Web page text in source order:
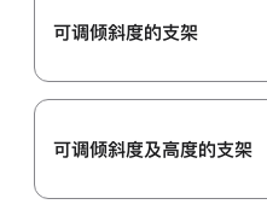
可调倾斜度的支架
可调倾斜度及高‍度的支‍架